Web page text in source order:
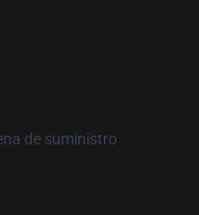
de suministro